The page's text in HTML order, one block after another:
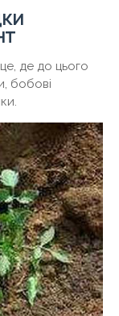
де до цього
бобові